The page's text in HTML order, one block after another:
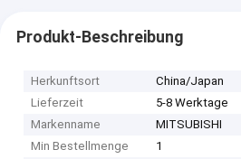
Produkt-Beschreibung
Herkunftsort
China/Japan
Lieferzeit
5-8 Werktage
Markenname
MITSUBISHI
Min Bestellmenge
1